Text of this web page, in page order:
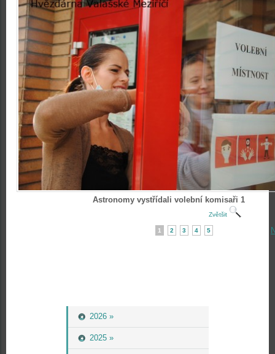
2026 »
2025 »
Astronomy vystřídali volební komisaři 1
Zvětšit
1 2 3 4 5